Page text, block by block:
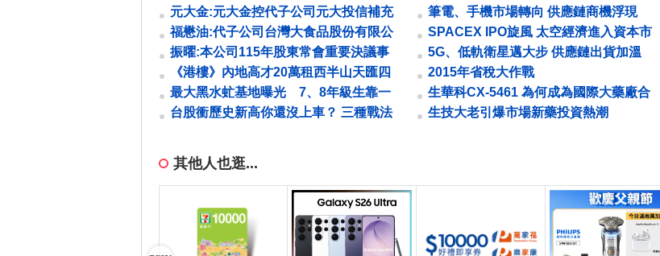
元大金:元大金控代子公司元大投信補充
公告該公司接獲定暫時狀態暨緊急處...
福懋油:代子公司台灣大食品股份有限公
司公告除權基準日
振曜:本公司115年股東常會重要決議事
項
《港樓》內地高才20萬租西半山天匯四
房海景戶 呎租85元
最大黑水虻基地曝光 7、8年級生靠一
隻蟲拚4商機
台股衝歷史新高你還沒上車？ 三種戰法
張金龍 專注看不見的努力
筆電、手機市場轉向 供應鏈商機浮現
OLED 面板產業需求復甦的關鍵字
SPACEX IPO旋風 太空經濟進入資本市
場里程碑
5G、低軌衛星邁大步 供應鏈出貨加溫
催動寬頻升級
2015年省稅大作戰
生華科CX-5461 為何成為國際大藥廠合
作名單上的常客？
生技大老引爆市場新藥投資熱潮
其他人也逛...